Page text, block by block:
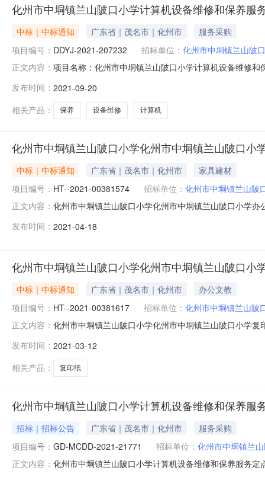
化州市中垌镇兰山陂口小学计算机设备维修和保养服
中标｜中标通知 广东省｜茂名市｜化州市
服务采购
项目编号： DDYJ-2021-207232 招标单位： 化州市中垌镇兰山陂
正文内容： 项目名称：化州市中垌镇兰山陂口小学计算机设备维修
量：1-50台（含）5台2,000.00是采购单位：化州市中垌
发布时间： 2021-09-20
相关产品：
保养 设备维修 计算机
化州市中垌镇兰山陂口小学化州市中垌镇兰山陂口小
中标｜中标通知 广东省｜茂名市｜化州市
家具建材
项目编号： HT--2021-00381574 招标单位： 化州市中垌镇兰山陂
正文内容： 化州市中垌镇兰山陂口小学化州市中垌镇兰山陂口小学
陂口小学办公家具定点采购五、合同主体采购人(甲方)
发布时间： 2021-04-18
化州市中垌镇兰山陂口小学化州市中垌镇兰山陂口小
中标｜中标通知 广东省｜茂名市｜化州市
办公文教
项目编号： HT--2021-00381617 招标单位： 化州市中垌镇兰山陂
正文内容： 化州市中垌镇兰山陂口小学化州市中垌镇兰山陂口小学
订单五、合同主体采购人(甲方)：化州市中垌镇兰山陂口
(单位)单价(
发布时间： 2021-03-12
相关产品：
复印纸
化州市中垌镇兰山陂口小学计算机设备维修和保养服
招标｜招标公告 广东省｜茂名市｜化州市
服务采购
项目编号： GD-MCDD-2021-21771 招标单位： 化州市中垌镇兰
正文内容： 化州市中垌镇兰山陂口小学计算机设备维修和保养服务